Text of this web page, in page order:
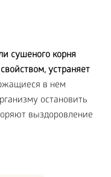
сушеного корня
устраняет
в нем
остановить
выздоровление